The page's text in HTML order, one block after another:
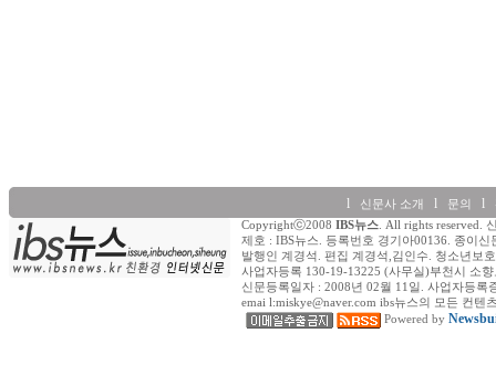
l 신문사 소개 l 문의 l
Copyrightⓒ2008 IBS뉴스. All rights reserved.
제호 : IBS뉴스. 등록번호 경기아00136. 종이신
발행인 계경석. 편집 계경석,김인수. 청소년보
사업자등록 130-19-13225 (사무실)부천시 소
신문등록일자 : 2008년 02월 11일. 사업자등록
emai l:miskye@naver.com ibs뉴스의 모든 컨
Powered by